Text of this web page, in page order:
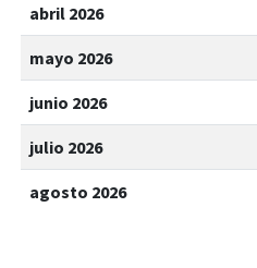
abril 2026
mayo 2026
junio 2026
julio 2026
agosto 2026